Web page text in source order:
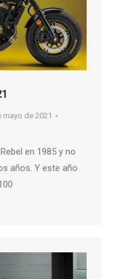
mayo de 2021
en 1985 y no
años. Y este año